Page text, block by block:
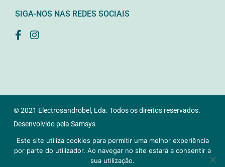
SIGA-NOS NAS REDES SOCIAIS
© 2021 Electrosandrobel, Lda. Todos os direitos reservados.
Desenvolvido pela Samsys
Este site utiliza cookies para permitir uma melhor experiência
por parte do utilizador. Ao navegar no site estará a consentir a
sua utilização.